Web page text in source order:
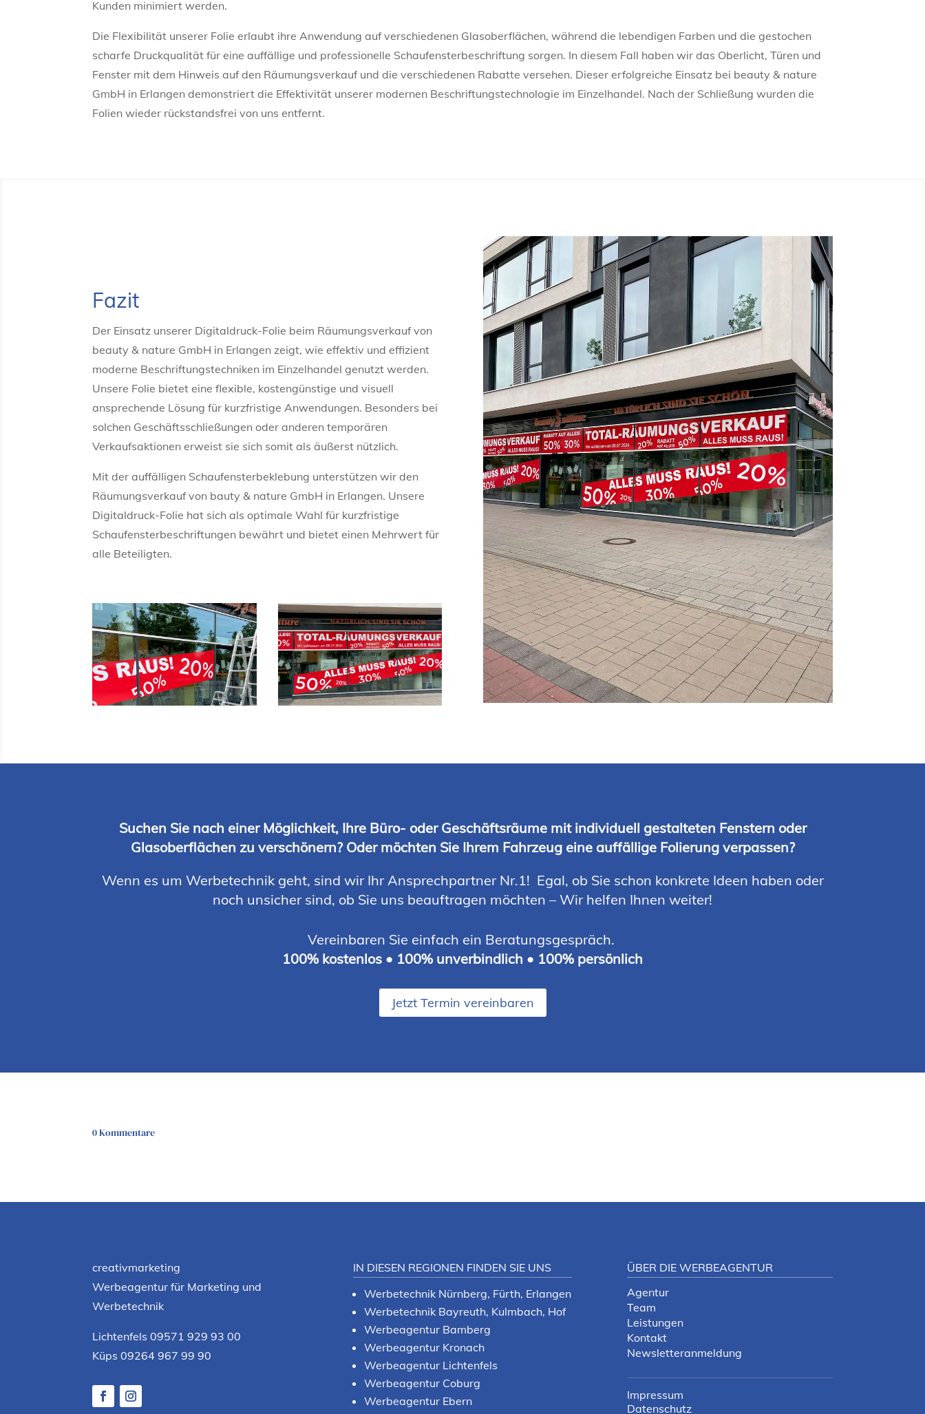
Kunden minimiert werden.
Die Flexibilität unserer Folie erlaubt ihre Anwendung auf verschiedenen Glasoberflächen, während die lebendigen Farben und die gestochen
scharfe Druckqualität für eine auffällige und professionelle Schaufensterbeschriftung sorgen. In diesem Fall haben wir das Oberlicht, Türen und
Fenster mit dem Hinweis auf den Räumungsverkauf und die verschiedenen Rabatte versehen. Dieser erfolgreiche Einsatz bei beauty & nature
GmbH in Erlangen demonstriert die Effektivität unserer modernen Beschriftungstechnologie im Einzelhandel. Nach der Schließung wurden die
Folien wieder rückstandsfrei von uns entfernt.
Fazit
Der Einsatz unserer Digitaldruck-Folie beim Räumungsverkauf von
beauty & nature GmbH in Erlangen zeigt, wie effektiv und effizient
moderne Beschriftungstechniken im Einzelhandel genutzt werden.
Unsere Folie bietet eine flexible, kostengünstige und visuell
ansprechende Lösung für kurzfristige Anwendungen. Besonders bei
solchen Geschäftsschließungen oder anderen temporären
Verkaufsaktionen erweist sie sich somit als äußerst nützlich.
Mit der auffälligen Schaufensterbeklebung unterstützen wir den
Räumungsverkauf von bauty & nature GmbH in Erlangen. Unsere
Digitaldruck-Folie hat sich als optimale Wahl für kurzfristige
Schaufensterbeschriftungen bewährt und bietet einen Mehrwert für
alle Beteiligten.
Suchen Sie nach einer Möglichkeit, Ihre Büro- oder Geschäftsräume mit individuell gestalteten Fenstern oder
Glasoberflächen zu verschönern? Oder möchten Sie Ihrem Fahrzeug eine auffällige Folierung verpassen?
Wenn es um Werbetechnikgeht, sind wir Ihr Ansprechpartner Nr.1! Egal, ob Sie schon konkrete Ideen haben oder
noch unsicher sind, ob Sie uns beauftragen möchten – Wir helfen Ihnen weiter!
Vereinbaren Sie einfach ein Beratungsgespräch.
100% kostenlos • 100% unverbindlich • 100% persönlich
Jetzt Termin vereinbaren
0 Kommentare
creativmarketing
Werbeagentur für Marketing und
Werbetechnik
Lichtenfels 09571 929 93 00
Küps 09264 967 99 90
IN DIESEN REGIONEN FINDEN SIE UNS
Werbetechnik Nürnberg, Fürth, Erlangen
Werbetechnik Bayreuth, Kulmbach, Hof
Werbeagentur Bamberg
Werbeagentur Kronach
Werbeagentur Lichtenfels
Werbeagentur Coburg
Werbeagentur Ebern
ÜBER DIE WERBEAGENTUR
Agentur
Team
Leistungen
Kontakt
Newsletteranmeldung
Impressum
Datenschutz